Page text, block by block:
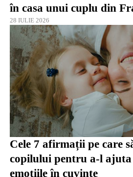
în casa unui cuplu din
28 IULIE 2026
Cele 7 afirmații pe care
copilului pentru a-l ajuta
emoțiile în cuvinte